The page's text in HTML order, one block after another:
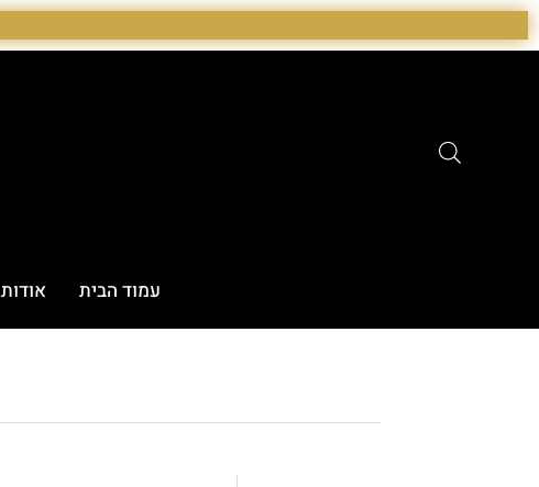
דילוג
לתוכן
עמוד הבית אודות